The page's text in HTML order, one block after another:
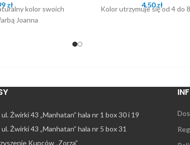
zł
kolor swoich
Joanna
4.50zł
Kolor utrzymuje się od 4 do
Żwirki 43 „Manhatan” hala nr 1 box 30 i 19
Żwirki 43 „Manhatan” hala nr 5 box 31
Kupców „Zorza”